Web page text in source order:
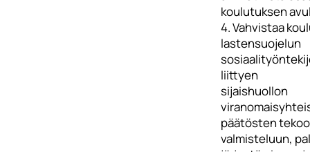
koulutuksen
4. Vahvistaa
lastensuojelun
liittyen
sijaishuollon
päätösten
valmisteluun,